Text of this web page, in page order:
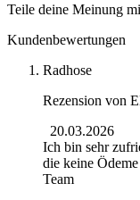
Teile deine Meinung
Kundenbewertungen
Radhose
Rezension von
20.03.2026
Ich bin sehr
die keine
Team